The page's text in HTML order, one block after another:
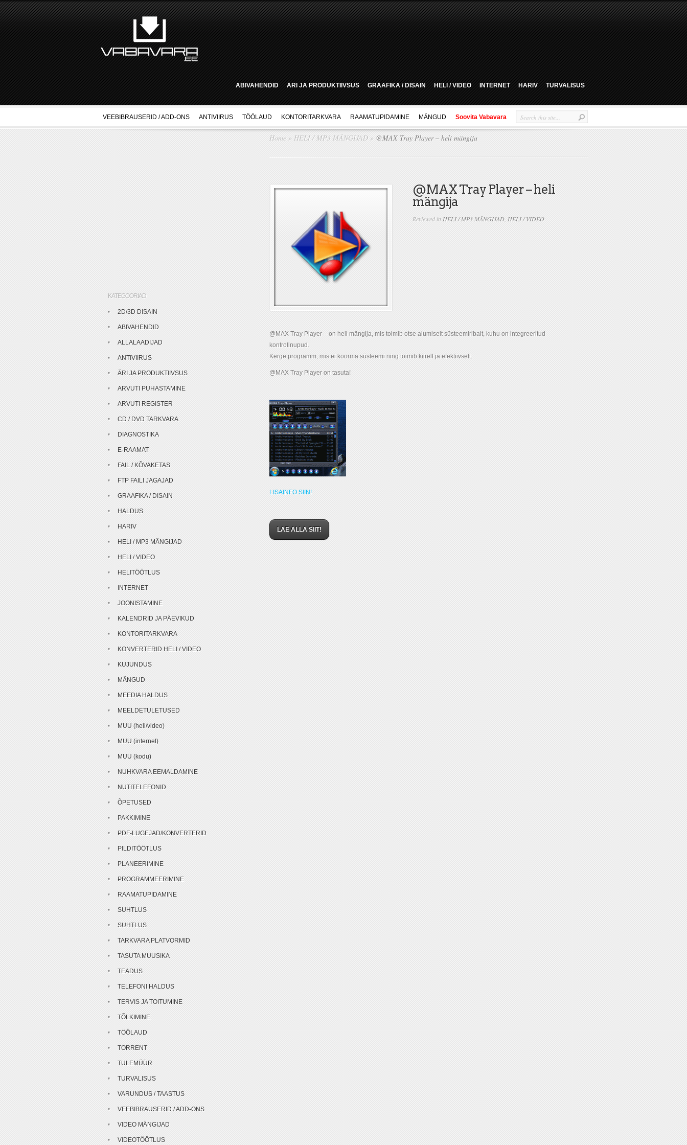
ABIVAHENDID ÄRI JA PRODUKTIIVSUS GRAAFIKA / DISAIN HELI / VIDEO INTERNET HARIV TURVALISUS
VEEBIBRAUSERID / ADD-ONS ANTIVIIRUS TÖÖLAUD KONTORITARKVARA RAAMATUPIDAMINE MÄNGUD Soovita Vabavara
Home » HELI / MP3 MÄNGIJAD » @MAX Tray Player – heli mängija
@MAX Tray Player – heli
mängija
Reviewed in HELI / MP3 MÄNGIJAD HELI / VIDEO
@MAX Tray Player – on heli mängija, mis toimib otse alumiselt süsteemiribalt, kuhu on integreeritud
kontrollnupud.
Kerge programm, mis ei koorma süsteemi ning toimib kiirelt ja efektiivselt.
@MAX Tray Player on tasuta!
LISAINFO SIIN!
LAE ALLA SIIT!
KATEGOORIAD
2D/3D DISAIN
ABIVAHENDID
ALLALAADIJAD
ANTIVIIRUS
ÄRI JA PRODUKTIIVSUS
ARVUTI PUHASTAMINE
ARVUTI REGISTER
CD / DVD TARKVARA
DIAGNOSTIKA
E-RAAMAT
FAIL / KÕVAKETAS
FTP FAILI JAGAJAD
GRAAFIKA / DISAIN
HALDUS
HARIV
HELI / MP3 MÄNGIJAD
HELI / VIDEO
HELITÖÖTLUS
INTERNET
JOONISTAMINE
KALENDRID JA PÄEVIKUD
KONTORITARKVARA
KONVERTERID HELI / VIDEO
KUJUNDUS
MÄNGUD
MEEDIA HALDUS
MEELDETULETUSED
MUU (heli/video)
MUU (internet)
MUU (kodu)
NUHKVARA EEMALDAMINE
NUTITELEFONID
ÕPETUSED
PAKKIMINE
PDF-LUGEJAD/KONVERTERID
PILDITÖÖTLUS
PLANEERIMINE
PROGRAMMEERIMINE
RAAMATUPIDAMINE
SUHTLUS
SUHTLUS
TARKVARA PLATVORMID
TASUTA MUUSIKA
TEADUS
TELEFONI HALDUS
TERVIS JA TOITUMINE
TÕLKIMINE
TÖÖLAUD
TORRENT
TULEMÜÜR
TURVALISUS
VARUNDUS / TAASTUS
VEEBIBRAUSERID / ADD-ONS
VIDEO MÄNGIJAD
VIDEOTÖÖTLUS